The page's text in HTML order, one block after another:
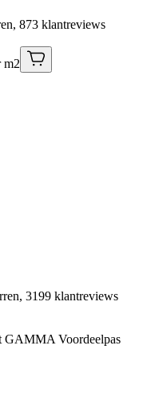
873 klantreviews
m2
3199 klantreviews
GAMMA Voordeelpas